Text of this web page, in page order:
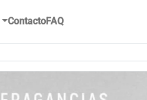
ContactoFAQ